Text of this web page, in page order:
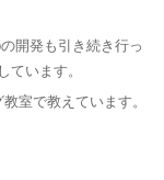
開発も引き続き行っ
ています。
室で教えています。